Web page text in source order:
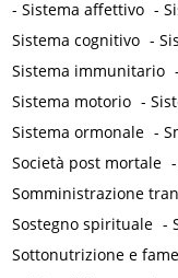
-Sistema affettivo -
Sistema cognitivo -
Sistema immunitario
Sistema motorio -
Sistema ormonale -
Società post mortale
Somministrazione
Sostegno spirituale -
Sottonutrizione e fame